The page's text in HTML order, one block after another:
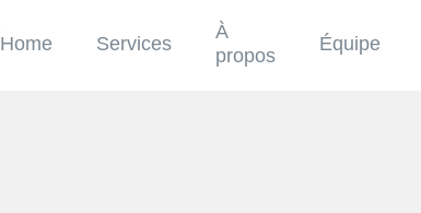
Home Services
À
propos
Équipe